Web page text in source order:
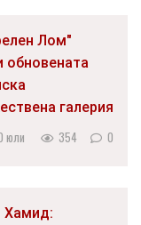
Лом"
обновената
галерия
юли 354 0
Хамид: